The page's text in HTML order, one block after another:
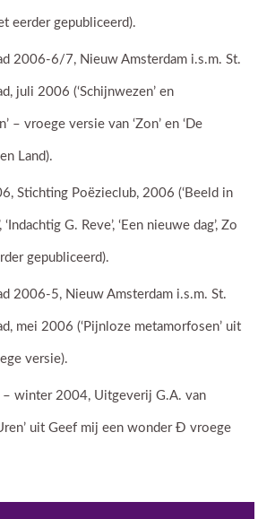
eerder gepubliceerd).
2006-6/7, Nieuw Amsterdam i.s.m. St.
juli 2006 (‘Schijnwezen’ en
– vroege versie van ‘Zon’ en ‘De
Land).
Stichting Poëzieclub, 2006 (‘Beeld in
G. Reve’, ‘Een nieuwe dag’, Zo
gepubliceerd).
2006-5, Nieuw Amsterdam i.s.m. St.
mei 2006 (‘Pijnloze metamorfosen’ uit
versie).
– winter 2004, Uitgeverij G.A. van
uit Geef mij een wonder Ð vroege